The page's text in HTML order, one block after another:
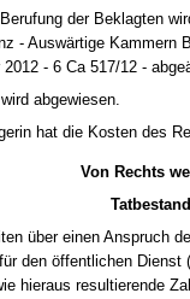
der Be­klag­ten
- Auswärti­ge Kam­mern
2012 - 6 Ca 517/12 -
ab­ge­wie­sen.
hat die Kos­ten des
Von Rechts
Tat­be­stand
über ei­nen An­spruch
den öffent­li­chen Dienst
hier­aus re­sul­tie­ren­de